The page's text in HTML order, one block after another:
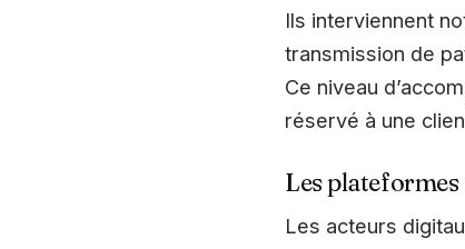
Ils interviennent
transmission de
Ce niveau
réservé à une
Les
Les acteurs